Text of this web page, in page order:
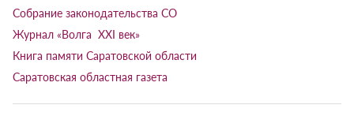
Собрание законодательства СО
Журнал «Волга XXI век»
Книга памяти Саратовской области
Саратовская областная газета